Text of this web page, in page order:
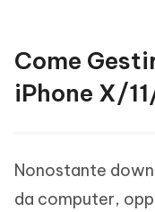
Come
iPhone X/
Nonostante
da computer,